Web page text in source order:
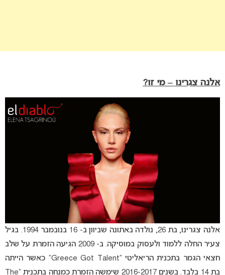
אלנה צגרינו – מי זו?
אלנה צגרינו, בת 26, נולדה באתונה שביוון ב- 16 בנובמבר 1994. בגיל
צעיר החלה ללמוד ולעסוק במוסיקה. ב- 2009 הגיעה הזמרת על שלב
חצאי הגמר בתכנית הריאליטי “Greece Got Talent” כאשר הייתה
בת 14 בלבד. בשנים 2016-2017 שימשה הזמרת כמנחה בתכנית “The